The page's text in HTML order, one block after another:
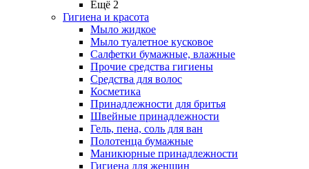
Ещё 2
Гигиена и красота
Мыло жидкое
Мыло туалетное кусковое
Салфетки бумажные, влажные
Прочие средства гигиены
Средства для волос
Косметика
Принадлежности для бритья
Швейные принадлежности
Гель, пена, соль для ван
Полотенца бумажные
Маникюрные принадлежности
Гигиена для женщин